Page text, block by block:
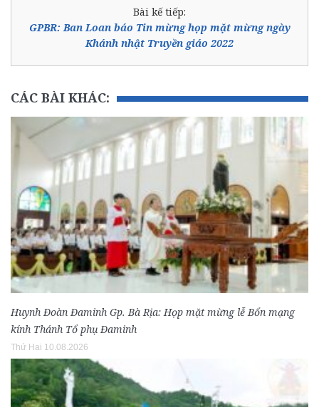
Bài kế tiếp:
GPBR: Ban Loan báo Tin mừng họp mặt mừng ngày
Khánh nhật Truyền giáo 2022
CÁC BÀI KHÁC:
Huynh Đoàn Đaminh Gp. Bà Rịa: Họp mặt mừng lễ Bổn mạng
kính Thánh Tổ phụ Đaminh
Thứ Hai 10.08.2026